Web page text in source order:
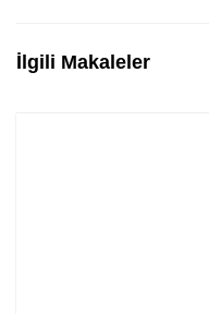
İlgili Makaleler